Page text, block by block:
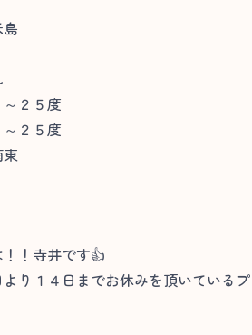
２５度
２５度
！寺井です👍
より１４日までお休みを頂いている